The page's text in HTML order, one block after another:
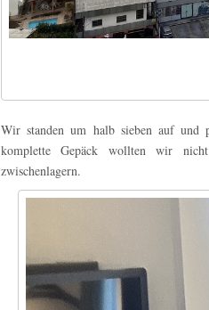
Wir standen um halb sieben auf und
komplette Gepäck wollten wir
zwischenlagern.